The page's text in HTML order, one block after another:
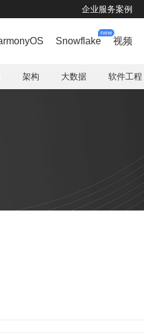
企业服务案例
Snowflake
new
视频
架构 大数据 软件工程